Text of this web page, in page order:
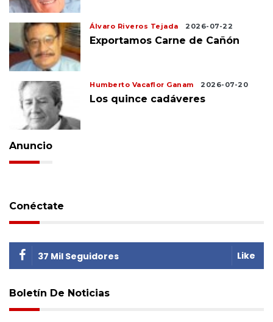
Álvaro Riveros Tejada 2026-07-22
Exportamos Carne de Cañón
Humberto Vacaflor Ganam 2026-07-20
Los quince cadáveres
Anuncio
Conéctate
37 Mil Seguidores Like
Boletín De Noticias